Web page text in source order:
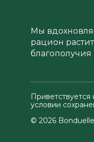
Мы
рацион
условии
© 2026